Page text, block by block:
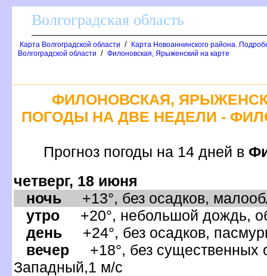
олгоградская область
Карта Волгоградской области /
Карта Новоаннинского района.
олгоградской области / Филоновская, Ярыженский на карте
ФИЛОНОВСКАЯ,
ПОГОДЫ НА ДВЕ НЕДЕЛИ -
Прогноз погоды на 14 дней
четверг, 18 июня
ночь +13°, без осадков,
утро +20°, небольшой дождь,
день +24°, без осадков,
ечер +18°, без существенных
Западный,1 м/с